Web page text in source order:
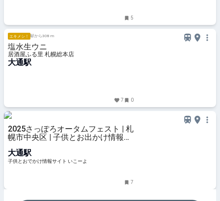
5
エキメシ！ 駅から308 m
塩水生ウニ
居酒屋ふる里 札幌総本店
大通駅
7 0
2025さっぽろオータムフェスト | 札
幌市中央区 | 子供とお出かけ情報
大通駅
子供とおでかけ情報サイト いこーよ
7